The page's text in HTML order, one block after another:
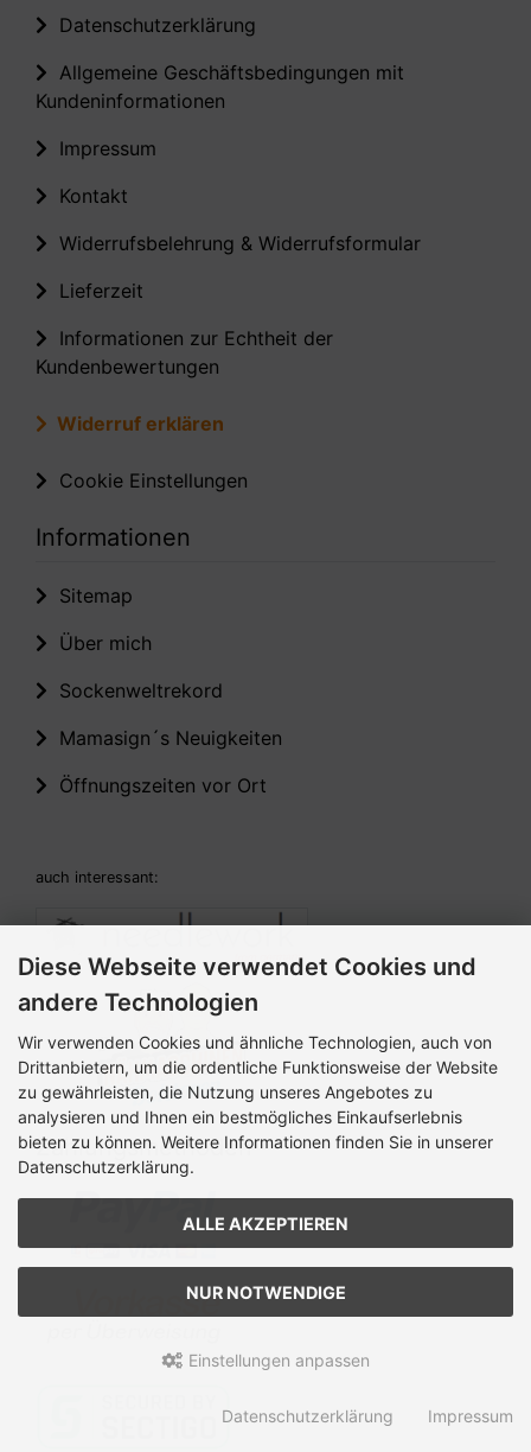
Datenschutzerklärung
Allgemeine Geschäftsbedingungen mit
Kundeninformationen
Impressum
Kontakt
Widerrufsbelehrung & Widerrufsformular
Lieferzeit
Informationen zur Echtheit der
Kundenbewertungen
Widerruf erklären
Cookie Einstellungen
Informationen
Sitemap
Über mich
Sockenweltrekord
Mamasign´s Neuigkeiten
Öffnungszeiten vor Ort
auch interessant:
Zahlungsmethoden
Diese Webseite verwendet Cookies und
andere Technologien
Wir verwenden Cookies und ähnliche Technologien, auch von
Drittanbietern, um die ordentliche Funktionsweise der Website
zu gewährleisten, die Nutzung unseres Angebotes zu
analysieren und Ihnen ein bestmögliches Einkaufserlebnis
bieten zu können. Weitere Informationen finden Sie in unserer
Datenschutzerklärung.
ALLE AKZEPTIEREN
NUR NOTWENDIGE
Einstellungen anpassen
Datenschutzerklärung Impressum